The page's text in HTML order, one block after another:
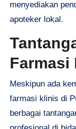
menyediakan
apoteker lokal.
Farmasi
Meskipun ada
farmasi klinis di
berbagai